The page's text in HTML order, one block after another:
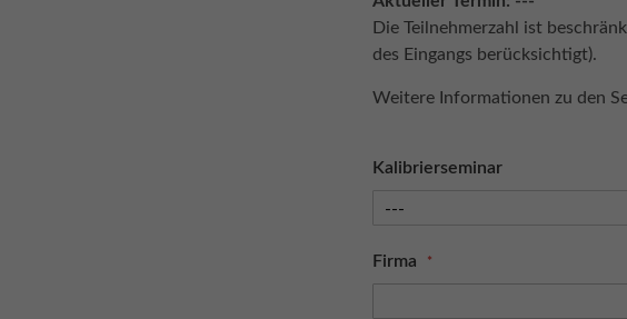
Die Teilnehmerzahl ist
des Eingangs berücksichtigt).
Weitere Informationen zu den
Kalibrierseminar
Firma